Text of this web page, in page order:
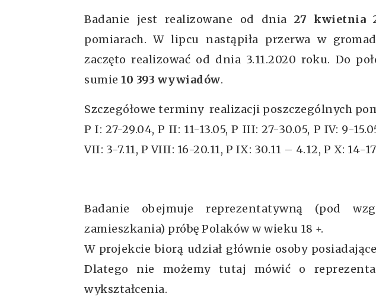
Badanie jest realizowane od dnia 27 kwietnia
pomiarach. W lipcu nastąpiła przerwa w
zaczęto realizować od dnia 3.11.2020 roku. Do
sumie 10 393 wywiadów.
Szczegółowe terminy realizacji poszczególnych
P I: 27-29.04, P II: 11-13.05, P III: 27-30.05, P IV: 9-
VII: 3-7.11, P VIII: 16-20.11, P IX: 30.11 – 4.12, P X: 14-
Badanie obejmuje reprezentatywną (pod
zamieszkania) próbę Polaków w wieku 18 +.
W projekcie biorą udział głównie osoby
Dlatego nie możemy tutaj mówić o
wykształcenia.